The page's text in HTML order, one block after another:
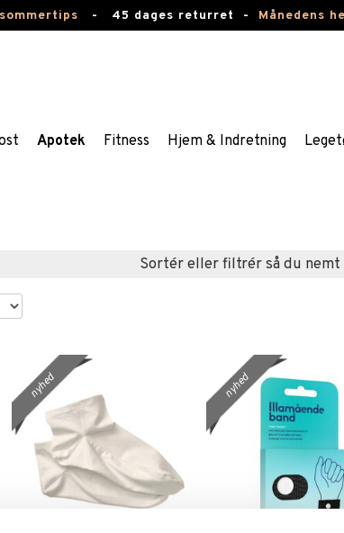
- 45 dages returret - Månedens
Apotek Fitness Hjem & Indretning
Sortér eller filtrér så du
nyhed nyhed